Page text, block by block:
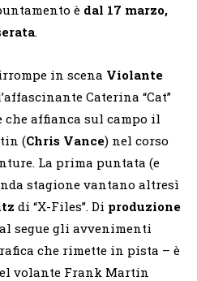
è dal 17 marzo,
.
in scena Violante
Caterina “Cat”
che affianca sul campo il
(Chris Vance) nel corso
La prima puntata (e
stagione vantano altresì
di “X-Files”. Di produzione
segue gli avvenimenti
che rimette in pista – è
volante Frank Martin